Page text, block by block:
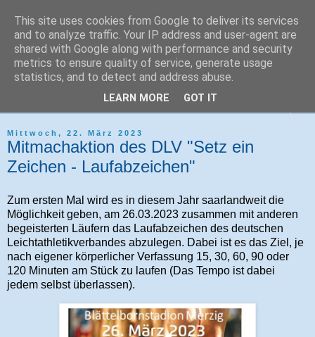
Tri-Sport Saar-Hochwald
Verein für Ausdauersport und Triathlon
Mittwoch, 22. März 2023
Mitmachaktion des DLV "Setz ein
Zeichen - Laufabzeichen"
Zum ersten Mal wird es in diesem Jahr saarlandweit die
Möglichkeit geben, am 26.03.2023 zusammen mit anderen
begeisterten Läufern das Laufabzeichen des deutschen
Leichtathletikverbandes abzulegen. Dabei ist es das Ziel, je
nach eigener körperlicher Verfassung 15, 30, 60, 90 oder
120 Minuten am Stück zu laufen (Das Tempo ist dabei
jedem selbst überlassen).
This site uses cookies from Google to deliver its services
and to analyze traffic. Your IP address and user-agent are
shared with Google along with performance and security
metrics to ensure quality of service, generate usage
statistics, and to detect and address abuse.
LEARN MORE GOT IT